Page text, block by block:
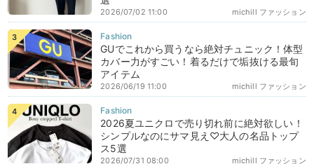
michill ファッション
2026/07/02 11:00
GUでこれから買うなら絶対チュニック！体型
カバー力がすごい！着るだけで垢抜ける最旬
アイテム
michill ファッション
2026/06/19 11:00
2026夏ユニクロで売り切れ前に絶対欲しい！
シンプルなのにサマ見え♡大人の名品トップ
ス5選
michill ファッション
2026/07/31 08:00